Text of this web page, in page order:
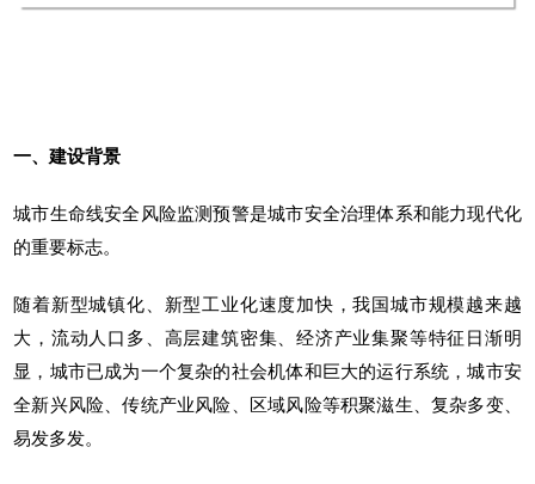
一、建设背景
城市生命线安全风险监测预警是城市安全治理体系和能力现代化
的重要标志。
随着新型城镇化、新型工业化速度加快，我国城市规模越来越
大，流动人口多、高层建筑密集、经济产业集聚等特征日渐明
显，城市已成为一个复杂的社会机体和巨大的运行系统，城市安
全新兴风险、传统产业风险、区域风险等积聚滋生、复杂多变、
易发多发。